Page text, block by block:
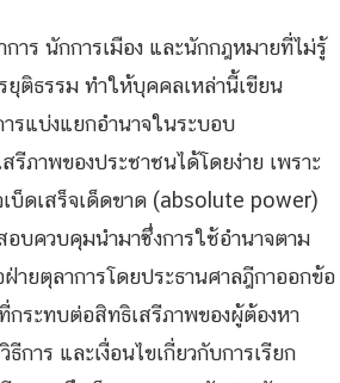
าร นักการเมือง และนักกฎหมายที่ไม่รู้
ยุติธรรม ทำให้บุคคลเหล่านี้เขียน
รแบ่งแยกอำนาจในระบอบ
ภาพของประชาชนได้โดยง่าย เพราะ
บ็ดเสร็จเด็ดขาด (absolute power)
อบควบคุมนำมาซึ่งการใช้อำนาจตาม
ยตุลาการโดยประธานศาลฎีกาออกข้อ
ระทบต่อสิทธิเสรีภาพของผู้ต้องหา
การ และเงื่อนไขเกี่ยวกับการเรียก